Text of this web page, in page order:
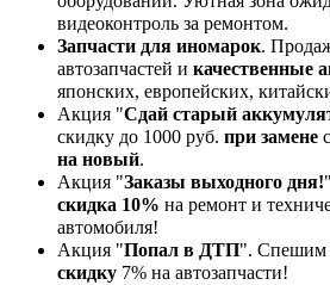
видеоконтроль за ремонтом.
Запчасти для иномарок.
автозапчастей и качественные
японских, европейских,
Акция "Сдай старый
скидку до 1000 руб. при замене
на новый.
Акция "Заказы выходного дня!
скидка 10% на ремонт и
автомобиля!
Акция "Попал в ДТП". Спешим
скидку 7% на автозапчасти!